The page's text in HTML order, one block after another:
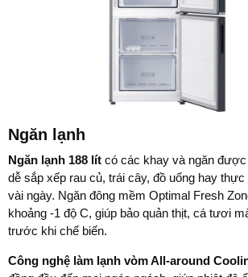
Ngăn lạnh
Ngăn lạnh 188 lít có các khay và ngăn
dễ sắp xếp rau củ, trái cây, đồ uống hay
vài ngày. Ngăn đông mềm Optimal Fresh
khoảng -1 độ C, giúp bảo quản thịt, cá tươi
trước khi chế biến.
Công nghệ làm lạnh vòm All-around